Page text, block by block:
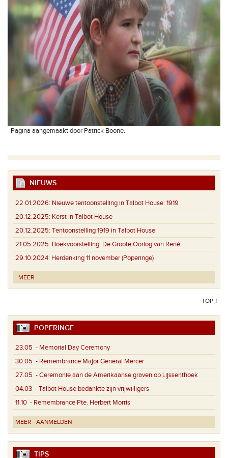
Pagina aangemaakt door Patrick Boone.
NIEUWS
22.01.2026: Nieuwe tentoonstelling in Talbot House: 1919
20.12.2025: Kerst in Talbot House
20.12.2025: Tentoonstelling 1919 in Talbot House
21.05.2025: Boekvoorstelling: De Groote Oorlog van René
29.10.2024: Herdenking 11 november (Poperinge)
MEER
TOP ↑
POPERINGE
23.05 - Memorial Day Ceremony
30.05 - Remembrance Major General Mercer
27.05 - Ceremonie aan de Amerikaanse graven op Lijssenthoek
04.03 - Talbot House bedankte zijn vrijwilligers
11.10 - Remembrance Pte. Herbert Morris
MEER AANMELDEN
TIPS